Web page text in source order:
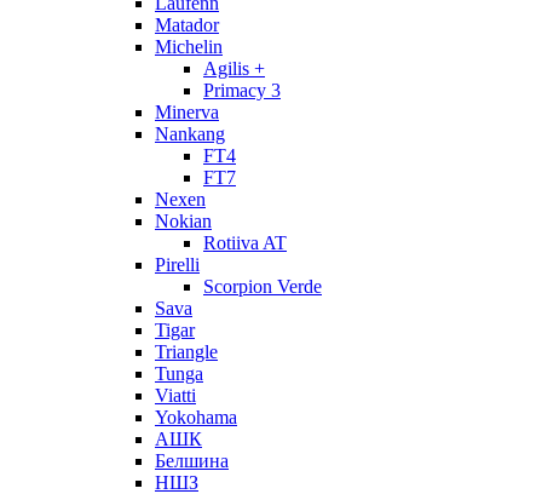
Matador
Michelin
Agilis +
Primacy 3
Minerva
Nankang
FT4
FT7
Nexen
Nokian
Rotiiva AT
Pirelli
Scorpion Verde
Sava
Tigar
Triangle
Tunga
Viatti
Yokohama
АШК
Белшина
НШЗ